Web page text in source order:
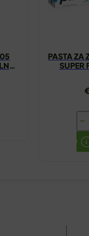
PASTA ZA
SUPER
ZA